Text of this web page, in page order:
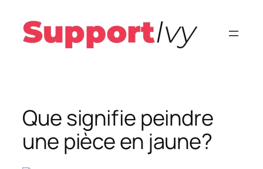
contenu
Que signifie peindre
une pièce en jaune?